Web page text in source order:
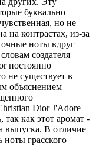
буквально
но не
контрастах, из-за
ноты вдруг
создателя
постоянно
не существует в
объяснением
Dior J'Adore
как этот аромат -
выпуска. В отличие
грасского